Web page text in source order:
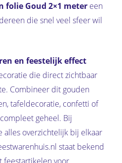
folie Goud 2×1 metereen
die snel veel sfeer wil
en feestelijk effect
die direct zichtbaar
Combineer dit gouden
tafeldecoratie, confetti of
geheel. Bij
alles overzichtelijk bij elkaar
staat bekend